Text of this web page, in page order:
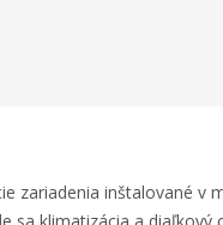
zariadenia inštalované v